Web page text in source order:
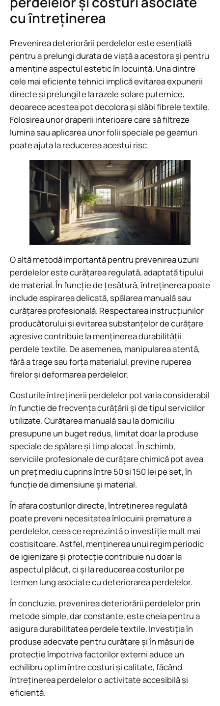
cu întreținerea
Prevenirea deteriorării perdelelor este esențială
pentru a prelungi durata de viață a acestora și pentru
a menține aspectul estetic în locuință. Una dintre
cele mai eficiente tehnici implică evitarea expunerii
directe și prelungite la razele solare puternice,
deoarece acestea pot decolora și slăbi fibrele textile.
Folosirea unor draperii interioare care să filtreze
lumina sau aplicarea unor folii speciale pe geamuri
poate ajuta la reducerea acestui risc.
O altă metodă importantă pentru prevenirea uzurii
perdelelor este curățarea regulată, adaptată tipului
de material. În funcție de țesătură, întreținerea poate
include aspirarea delicată, spălarea manuală sau
curățarea profesională. Respectarea instrucțiunilor
producătorului și evitarea substanțelor de curățare
agresive contribuie la menținerea durabilității
perdele textile. De asemenea, manipularea atentă,
fără a trage sau forța materialul, previne ruperea
firelor și deformarea perdelelor.
Costurile întreținerii perdelelor pot varia considerabil
în funcție de frecvența curățării și de tipul serviciilor
utilizate. Curățarea manuală sau la domiciliu
presupune un buget redus, limitat doar la produse
speciale de spălare și timp alocat. În schimb,
serviciile profesionale de curățare chimică pot avea
un preț mediu cuprins între 50 și 150 lei pe set, în
funcție de dimensiune și material.
În afara costurilor directe, întreținerea regulată
poate preveni necesitatea înlocuirii premature a
perdelelor, ceea ce reprezintă o investiție mult mai
costisitoare. Astfel, menținerea unui regim periodic
de igienizare și protecție contribuie nu doar la
aspectul plăcut, ci și la reducerea costurilor pe
termen lung asociate cu deteriorarea perdelelor.
În concluzie, prevenirea deteriorării perdelelor prin
metode simple, dar constante, este cheia pentru a
asigura durabilitatea perdele textile. Investiția în
produse adecvate pentru curățare și în măsuri de
protecție împotriva factorilor externi aduce un
echilibru optim între costuri și calitate, făcând
întreținerea perdelelor o activitate accesibilă și
eficientă.